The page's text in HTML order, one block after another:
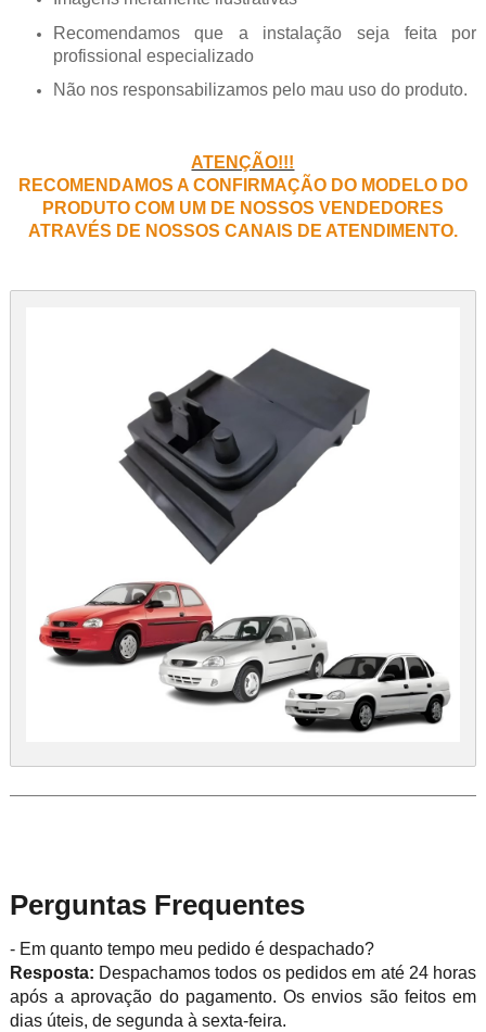
Recomendamos que a instalação seja feita por
profissional especializado
Não nos responsabilizamos pelo mau uso do produto.
ATENÇÃO!!!
RECOMENDAMOS A CONFIRMAÇÃO DO MODELO DO
PRODUTO COM UM DE NOSSOS VENDEDORES
ATRAVÉS DE NOSSOS CANAIS DE ATENDIMENTO.
Perguntas Frequentes
- Em quanto tempo meu pedido é despachado?
Resposta: Despachamos todos os pedidos em até 24 horas
após a aprovação do pagamento. Os envios são feitos em
dias úteis, de segunda à sexta-feira.